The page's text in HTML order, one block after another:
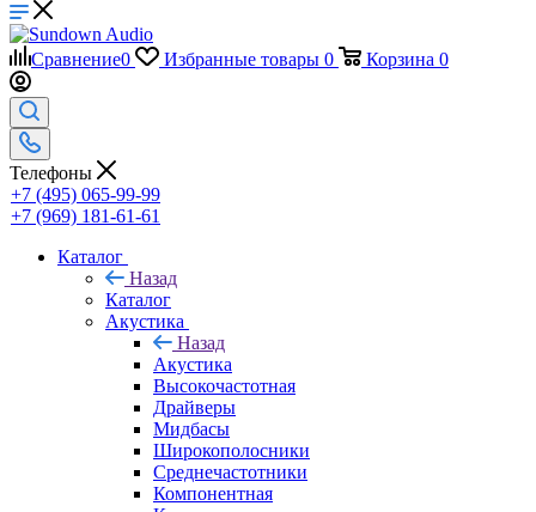
Сравнение0 Избранные товары 0 Корзина 0
Телефоны
+7 (495) 065-99-99
+7 (969) 181-61-61
Каталог
Назад
Каталог
Акустика
Назад
Акустика
Высокочастотная
Драйверы
Мидбасы
Широкополосники
Среднечастотники
Компонентная